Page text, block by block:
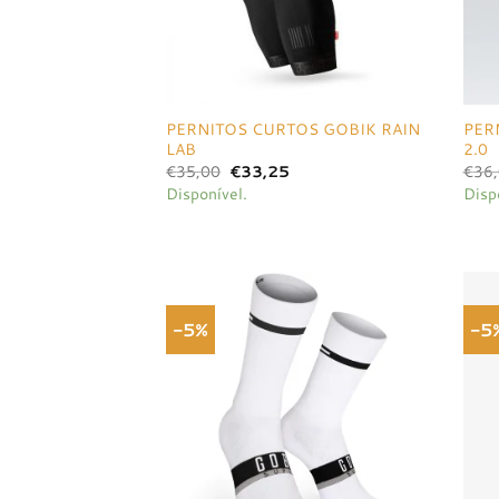
PERNITOS CURTOS GOBIK RAIN
LAB
€35,00 O
preço
original
€33,25O
Disponível.
2.0
€
-5%
Adicionar
-